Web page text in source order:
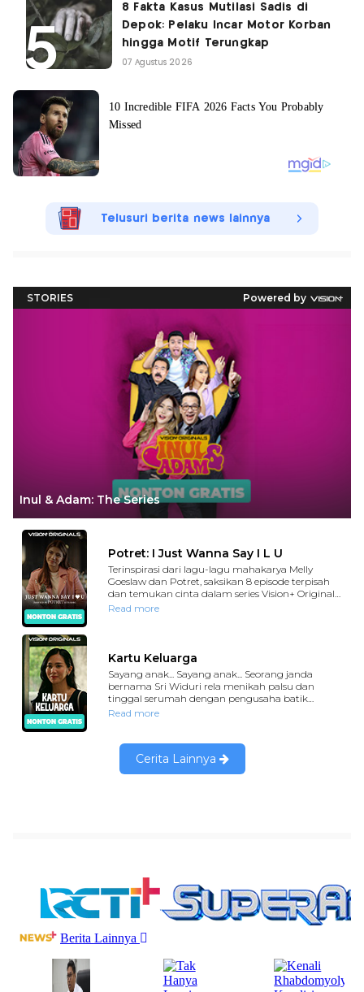
8 Fakta Kasus Mutilasi Sadis di
Depok: Pelaku Incar Motor Korban
hingga Motif Terungkap
07 Agustus 2026
Telusuri berita news lainnya